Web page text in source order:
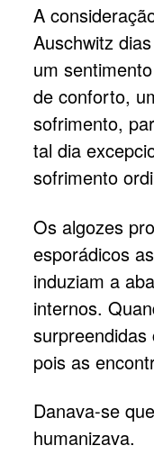
A
Auschwitz
um
de conforto,
sofrimento,
tal dia
sofrimento
Os algozes
esporádicos
induziam a
internos.
pois as
Danava-se
humanizava.